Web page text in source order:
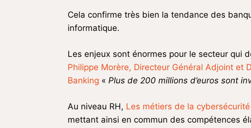
Cela confirme très bien la tendance des
informatique.
Les enjeux sont énormes pour le secteur qui
Philippe Morère, Directeur Général Adjoint et
Banking « Plus de 200 millions d’euros sont
Au niveau RH, Les métiers de la
mettant ainsi en commun des compétences